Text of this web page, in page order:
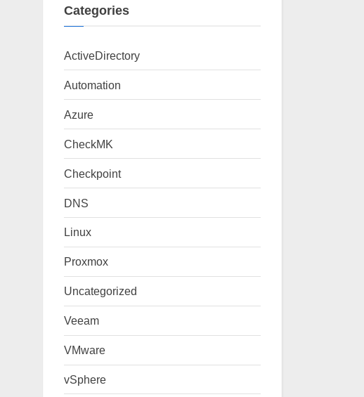
Categories
ActiveDirectory
Automation
Azure
CheckMK
Checkpoint
DNS
Linux
Proxmox
Uncategorized
Veeam
VMware
vSphere